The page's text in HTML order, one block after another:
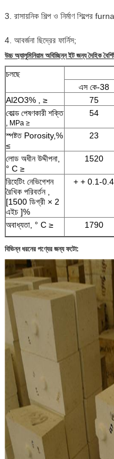
3. রাসায়নিক শিল্প ও নির্মাণ শিল্পের
4. আবর্জনা ছিদ্রের ফার্নিস;
উচ্চ অ্যালুমিনিয়াম অবিচ্ছিন্ন ইটজন্য দৈহিক
চলছে
এস কে-38
Al2O3%
≥ 75
কোল্ডপেষণকারীশক্তি
, MPa ≥
54
স্পষ্টত Porosity,%
≤
23
লোড অধীন উদ্দীপনা,
° C ≥
1520
রিহেটিং নেভিগেশন
রৈখিক পরিবর্তন
[1500 ডিগ্রী × 2
এইচ ]%
+ + 0.1-0.4
অবাধ্যতা, ° C ≥ 1790
বিভিন্ন ধরনের পণ্যের জন্য ফটো: